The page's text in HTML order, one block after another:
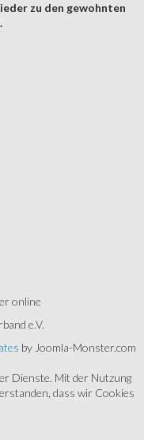
zu den gewohnten
online
e.V.
by Joomla-Monster.com
Dienste. Mit der Nutzung
dass wir Cookies